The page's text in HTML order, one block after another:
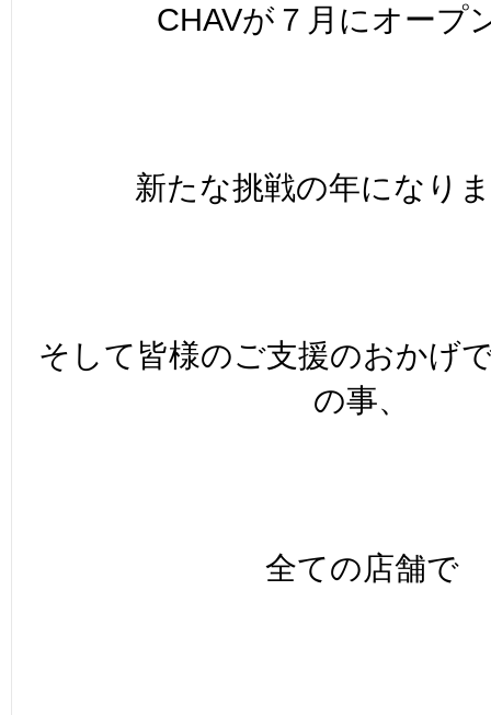
CHAVが７月にオープ
新たな挑戦の年になり
そして皆様のご支援のおかげ
の事、
全ての店舗で